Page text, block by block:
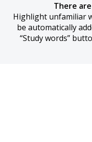
There
Highlight unfamiliar
be automatically
“Study words”